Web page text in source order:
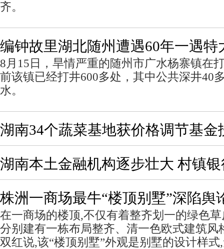
齐。
编钟故里湖北随州遭遇60年一遇特
8月15日，旱情严重的随州市广水杨寨镇在
前该镇已经打井600多处，其中公共深井40
水。
湖南34个蔬菜基地获价格调节基金
湖南本土金融机构逐步壮大 村镇
株洲一商场最牛“楼顶别墅”深陷舆
在一商场的楼顶,不仅有着整齐划一的绿色
分别建有一栋布局整齐、清一色欧式建筑风
双红说,该“楼顶别墅”外观是别墅的设计样